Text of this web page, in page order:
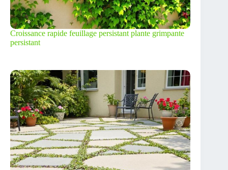
Croissance rapide feuillage persistant plante grimpante
persistant